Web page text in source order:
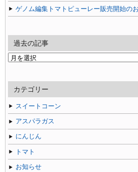
ゲノム編集トマトピューレー販売開始の
過去の記事
過
記
事
カテゴリー
スイートコーン
アスパラガス
にんじん
トマト
お知らせ